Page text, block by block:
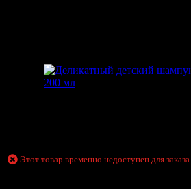
Этот товар временно недоступен для заказа